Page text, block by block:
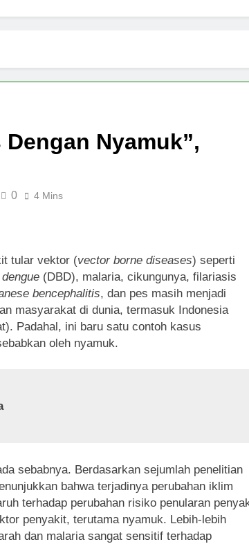
Nyamuk”,
0 4 Mins
tular vektor (vector borne diseases) seperti
dengue(DBD), malaria, cikungunya, filariasis
bencephalitis, dan pes masih menjadi
masyarakat di dunia, termasuk Indonesia
Padahal, ini baru satu contoh kasus
oleh nyamuk.
sebabnya. Berdasarkan sejumlah penelitian
bahwa terjadinya perubahan iklim
terhadap perubahan risiko penularan
penyakit, terutama nyamuk. Lebih-lebih
dan malaria sangat sensitif terhadap